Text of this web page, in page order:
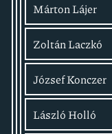
Márton Lájer
Zoltán Laczkó
József Konczer
László Holló